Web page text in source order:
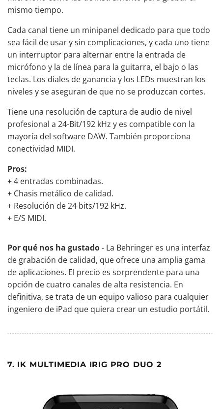
mismo tiempo.
Cada canal tiene un minipanel dedicado para que todo
sea fácil de usar y sin complicaciones, y cada uno tiene
un interruptor para alternar entre la entrada de
micrófono y la de línea para la guitarra, el bajo o las
teclas. Los diales de ganancia y los LEDs muestran los
niveles y se aseguran de que no se produzcan cortes.
Tiene una resolución de captura de audio de nivel
profesional a 24-Bit/192 kHz y es compatible con la
mayoría del software DAW. También proporciona
conectividad MIDI.
Pros:
+ 4 entradas combinadas.
+ Chasis metálico de calidad.
+ Resolución de 24 bits/192 kHz.
+ E/S MIDI.
Por qué nos ha gustado- La Behringer es una interfaz
de grabación de calidad, que ofrece una amplia gama
de aplicaciones. El precio es sorprendente para una
opción de cuatro canales de alta resistencia. En
definitiva, se trata de un equipo valioso para cualquier
ingeniero de iPad que quiera crear un estudio portátil.
7. IK MULTIMEDIA IRIG PRO DUO 2